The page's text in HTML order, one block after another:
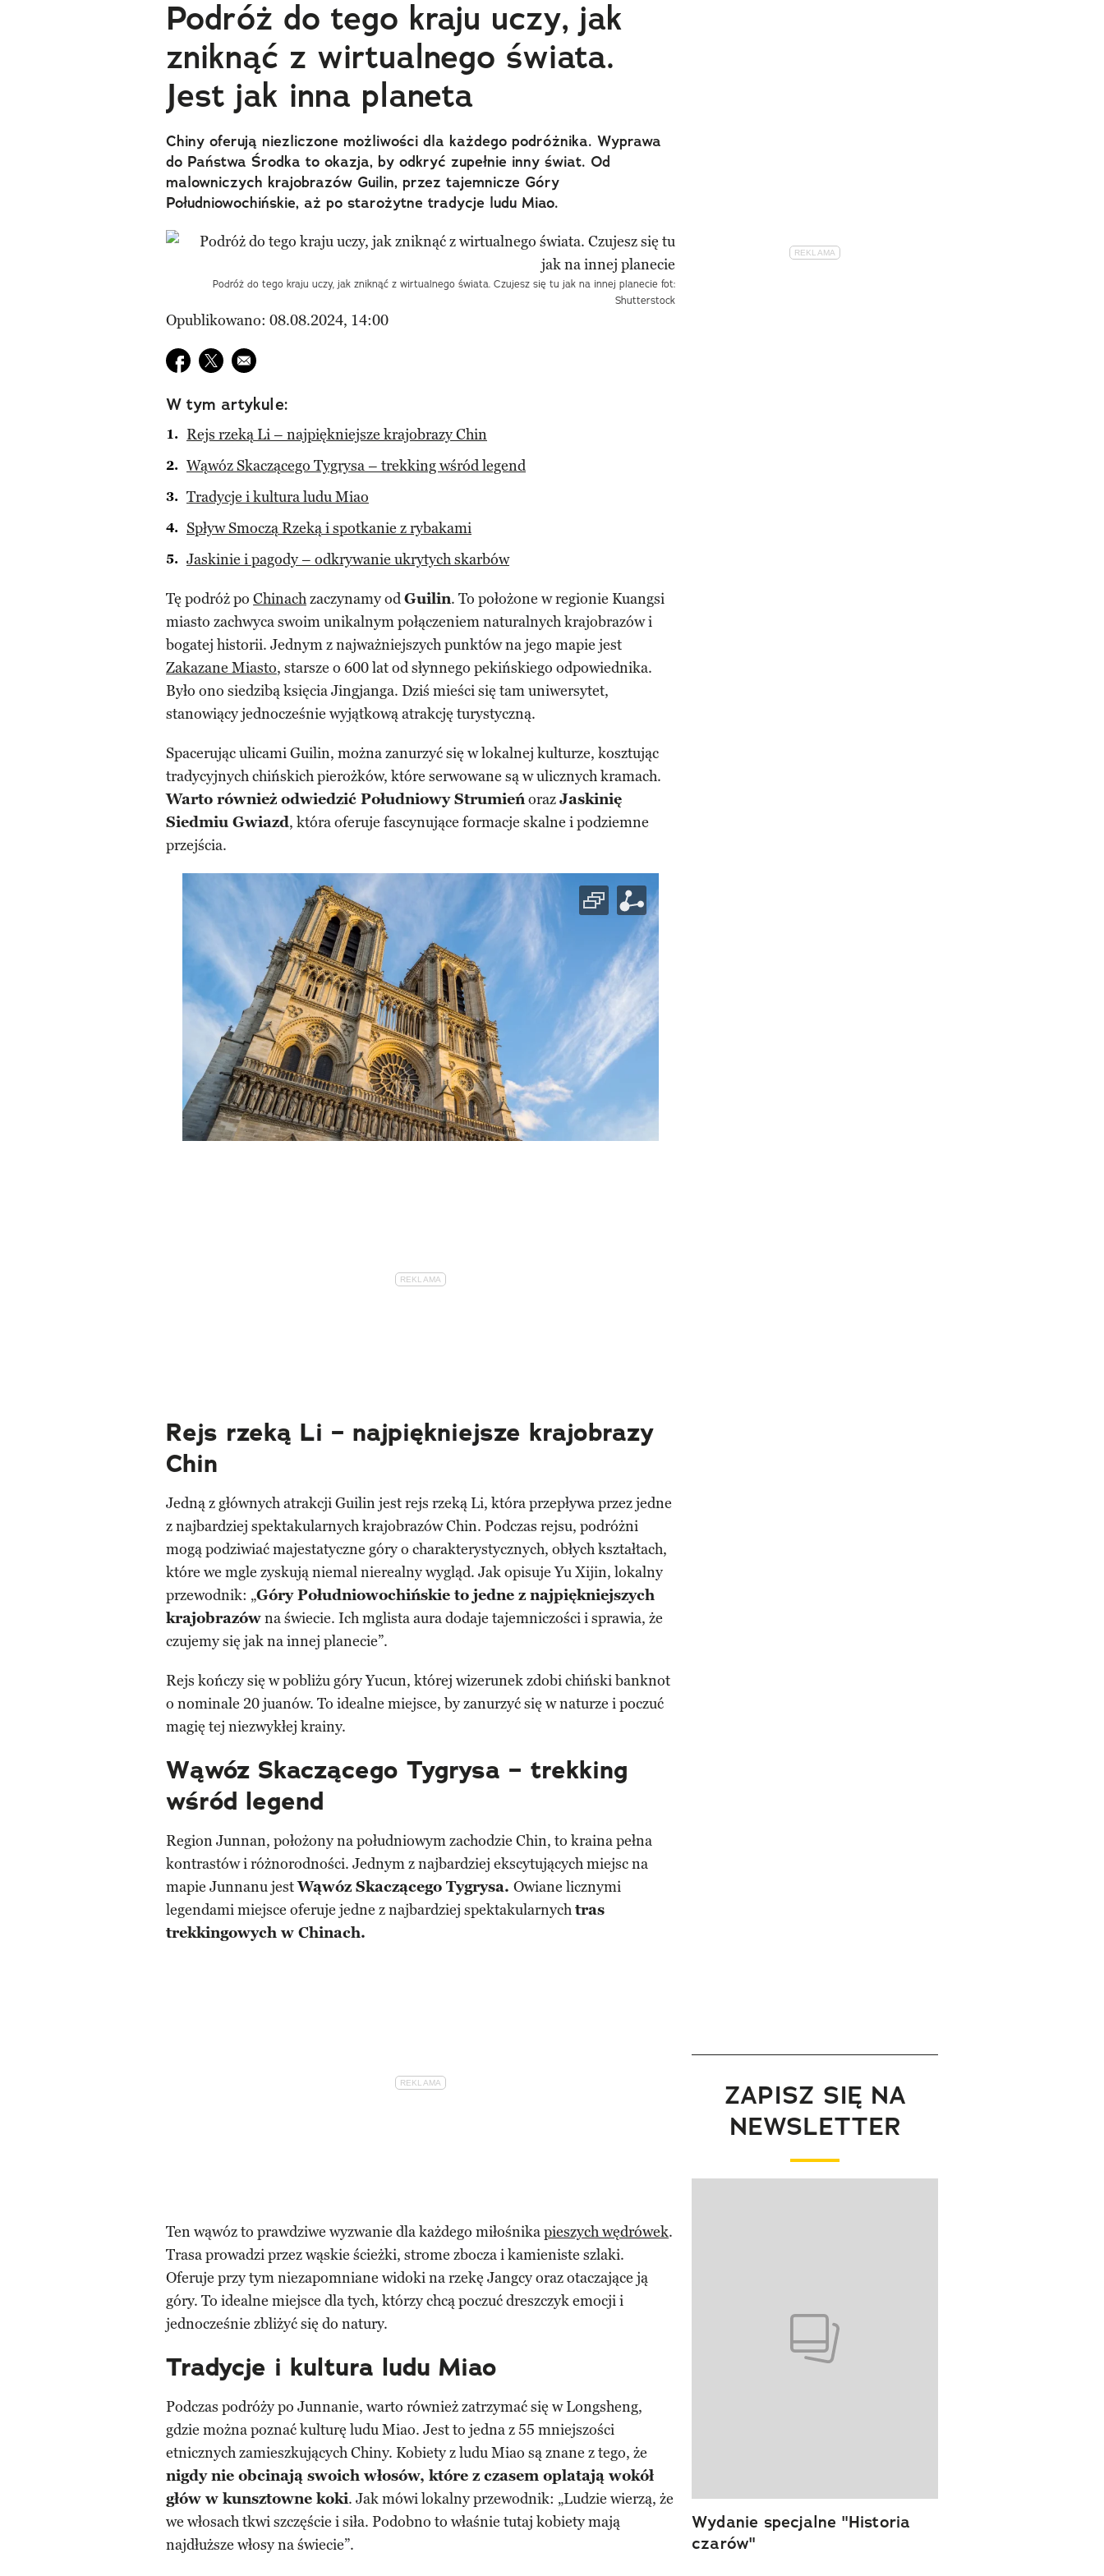
Podróż do tego kraju uczy, jak
zniknąć z wirtualnego świata.
Jest jak inna planeta
Chiny oferują niezliczone możliwości dla każdego podróżnika. Wyprawa
do Państwa Środka to okazja, by odkryć zupełnie inny świat. Od
malowniczych krajobrazów Guilin, przez tajemnicze Góry
Południowochińskie, aż po starożytne tradycje ludu Miao.
Podróż do tego kraju uczy, jak zniknąć z wirtualnego świata. Czujesz się tu jak na innej planecie fot:
Shutterstock
Opublikowano: 08.08.2024, 14:00
Udostępnij na facebook
Udostępnij na twitter
E-mail do przyjaciela
W tym artykule:
Rejs rzeką Li – najpiękniejsze krajobrazy Chin
Wąwóz Skaczącego Tygrysa – trekking wśród legend
Tradycje i kultura ludu Miao
Spływ Smoczą Rzeką i spotkanie z rybakami
Jaskinie i pagody – odkrywanie ukrytych skarbów
Tę podróż po Chinachzaczynamy odGuilin. To położone w regionie Kuangsi
miasto zachwyca swoim unikalnym połączeniem naturalnych krajobrazów i
bogatej historii. Jednym z najważniejszych punktów na jego mapie jest
Zakazane Miasto, starsze o 600 lat od słynnego pekińskiego odpowiednika.
Było ono siedzibą księcia Jingjanga. Dziś mieści się tam uniwersytet,
stanowiący jednocześnie wyjątkową atrakcję turystyczną.
Spacerując ulicami Guilin, można zanurzyć się w lokalnej kulturze, kosztując
tradycyjnych chińskich pierożków, które serwowane są w ulicznych kramach.
Warto również odwiedzić Południowy StrumieńorazJaskinię
Siedmiu Gwiazd, która oferuje fascynujące formacje skalne i podziemne
przejścia.
Rejs rzeką Li – najpiękniejsze krajobrazy
Chin
Jedną z głównych atrakcji Guilin jest rejs rzeką Li, która przepływa przez jedne
z najbardziej spektakularnych krajobrazów Chin. Podczas rejsu, podróżni
mogą podziwiać majestatyczne góry o charakterystycznych, obłych kształtach,
które we mgle zyskują niemal nierealny wygląd. Jak opisuje Yu Xijin, lokalny
przewodnik: „Góry Południowochińskie to jedne z najpiękniejszych
krajobrazówna świecie. Ich mglista aura dodaje tajemniczości i sprawia, że
czujemy się jak na innej planecie”.
Rejs kończy się w pobliżu góry Yucun, której wizerunek zdobi chiński banknot
o nominale 20 juanów. To idealne miejsce, by zanurzyć się w naturze i poczuć
magię tej niezwykłej krainy.
Wąwóz Skaczącego Tygrysa – trekking
wśród legend
Region Junnan, położony na południowym zachodzie Chin, to kraina pełna
kontrastów i różnorodności. Jednym z najbardziej ekscytujących miejsc na
mapie Junnanu jestWąwóz Skaczącego Tygrysa. Owiane licznymi
legendami miejsce oferuje jedne z najbardziej spektakularnychtras
trekkingowych w Chinach.
Ten wąwóz to prawdziwe wyzwanie dla każdego miłośnikapieszych wędrówek.
Trasa prowadzi przez wąskie ścieżki, strome zbocza i kamieniste szlaki.
Oferuje przy tym niezapomniane widoki na rzekę Jangcy oraz otaczające ją
góry. To idealne miejsce dla tych, którzy chcą poczuć dreszczyk emocji i
jednocześnie zbliżyć się do natury.
Tradycje i kultura ludu Miao
Podczas podróży po Junnanie, warto również zatrzymać się w Longsheng,
gdzie można poznać kulturę ludu Miao. Jest to jedna z 55 mniejszości
etnicznych zamieszkujących Chiny. Kobiety z ludu Miao są znane z tego, że
nigdy nie obcinają swoich włosów, które z czasem oplatają wokół
głów w kunsztowne koki. Jak mówi lokalny przewodnik: „Ludzie wierzą, że
we włosach tkwi szczęście i siła. Podobno to właśnie tutaj kobiety mają
najdłuższe włosy na świecie”.
ZAPISZ SIĘ NA
NEWSLETTER
Wydanie specjalne "Historia
czarów"